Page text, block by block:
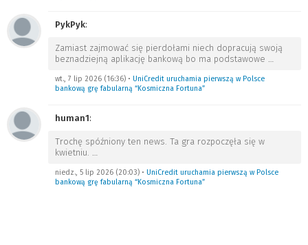
PykPyk:
Zamiast zajmować się pierdołami niech dopracują swoją
beznadziejną aplikację bankową bo ma podstawowe …
wt., 7 lip 2026 (16:36) • UniCredit uruchamia pierwszą w Polsce
bankową grę fabularną “Kosmiczna Fortuna”
human1:
Trochę spóźniony ten news. Ta gra rozpoczęła się w
kwietniu. …
niedz., 5 lip 2026 (20:03) • UniCredit uruchamia pierwszą w Polsce
bankową grę fabularną “Kosmiczna Fortuna”